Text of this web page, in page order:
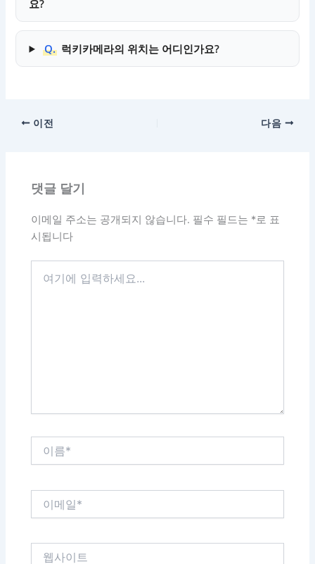
요?
Q. 럭키카메라의 위치는 어디인가요?
이전 다음
댓글 달기
이메일 주소는 공개되지 않습니다. 필수 필드는 *로 표
시됩니다